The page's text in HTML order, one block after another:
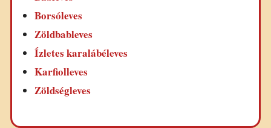
Borsóleves
Zöldbableves
Ízletes karalábéleves
Karfiolleves
Zöldségleves